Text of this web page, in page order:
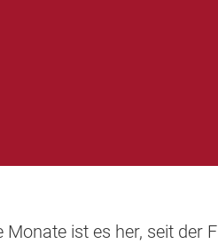
Monate ist es her, seit der